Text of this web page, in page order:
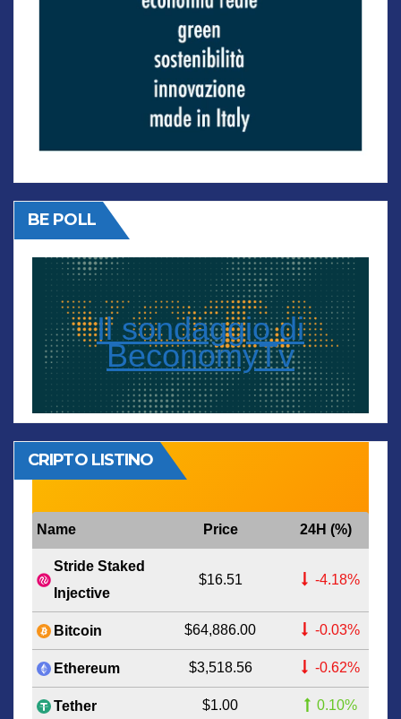
BE POLL
Il sondaggio di
BeconomyTv
CRIPTO LISTINO
Name Price 24H (%)
Stride Staked
Injective
$16.51 -4.18%
Bitcoin $64,886.00 -0.03%
Ethereum $3,518.56 -0.62%
Tether $1.00 0.10%